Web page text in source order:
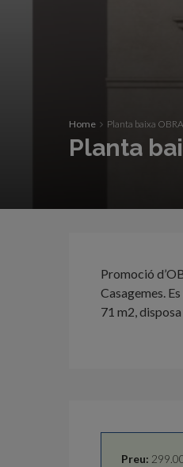
Home Planta baixa
Planta
Promoció
Casagemes.
71 m2,
Preu: